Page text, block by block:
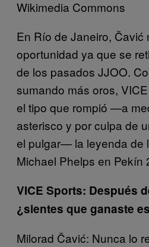
Wikimedia Commons
En Río de Janeiro, Čavić
oportunidad ya que se
de los pasados JJOO.
sumando más oros,
el tipo que rompió —a
asterisco y por culpa de
el pulgar— la leyenda de
Michael Phelps en Pekín
VICE Sports: Después
¿sientes que ganaste
Milorad Čavić: Nunca lo